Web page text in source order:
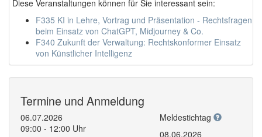
Diese Veranstaltungen können für Sie interessant sein:
F335 KI in Lehre, Vortrag und Präsentation - Rechtsfragen
beim Einsatz von ChatGPT, Midjourney & Co.
F340 Zukunft der Verwaltung: Rechtskonformer Einsatz
von Künstlicher Intelligenz
Termine und Anmeldung
06.07.2026
09:00 - 12:00 Uhr
Meldestichtag
08.06.2026